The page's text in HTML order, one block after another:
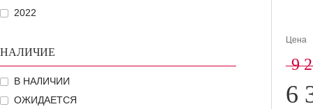
2022
НАЛИЧИЕ
В НАЛИЧИИ
ОЖИДАЕТСЯ
Цена
9
6